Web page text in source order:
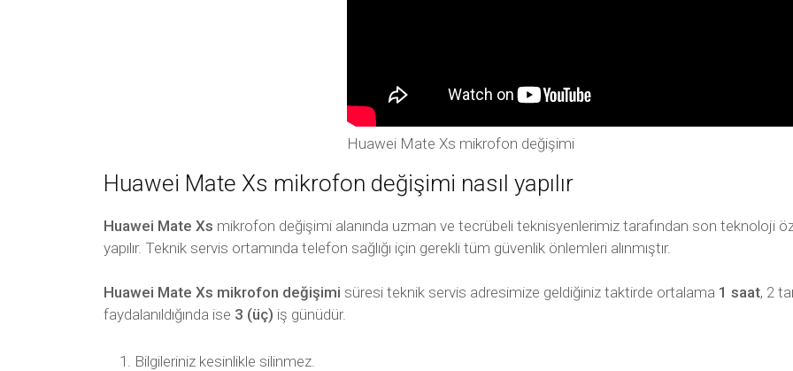
Huawei Mate Xs mikrofon değişimi
Huawei Mate Xs mikrofon değişimi nasıl yapılır
Huawei Mate Xs mikrofon değişimi alanında uzman ve tecrübeli teknisyenlerimiz tarafından son teknoloji
yapılır. Teknik servis ortamında telefon sağlığı için gerekli tüm güvenlik önlemleri alınmıştır.
Huawei Mate Xs mikrofon değişimi süresi teknik servis adresimize geldiğiniz taktirde ortalama 1 saat, 2
faydalanıldığında ise 3 (üç) iş günüdür.
Bilgileriniz kesinlikle silinmez.